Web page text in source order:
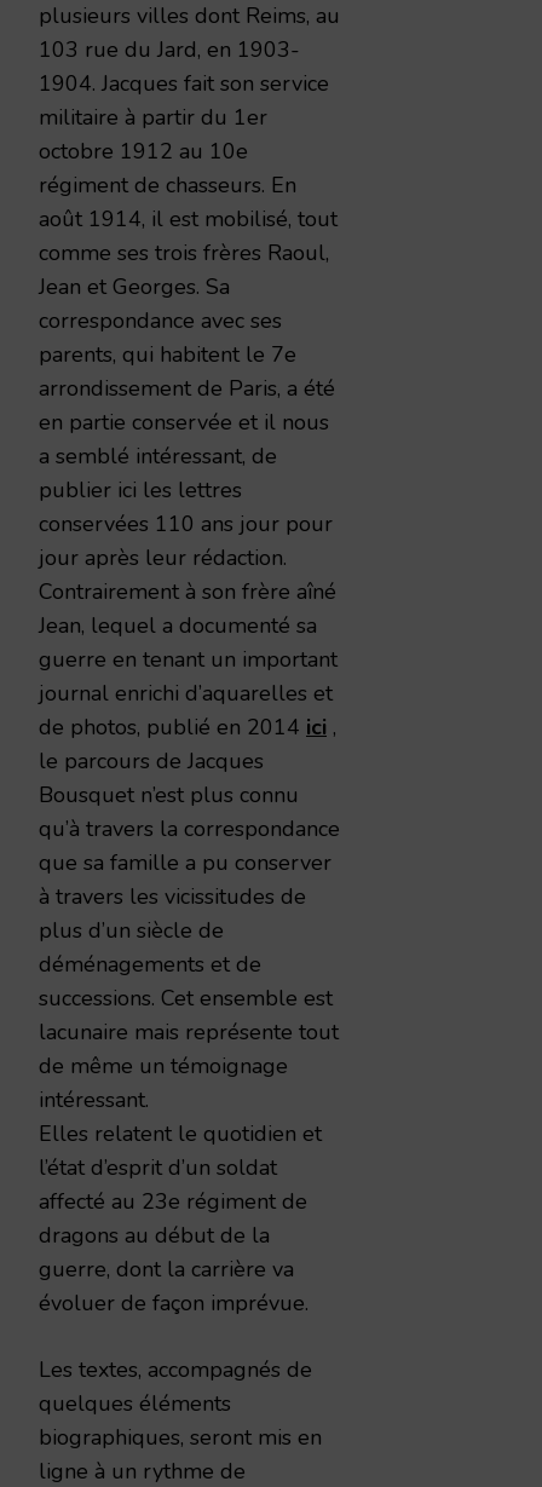
plusieurs villes dont Reims, au
103 rue du Jard, en 1903-
1904. Jacques fait son service
militaire à partir du 1er
octobre 1912 au 10e
régiment de chasseurs. En
août 1914, il est mobilisé, tout
comme ses trois frères Raoul,
Jean et Georges. Sa
correspondance avec ses
parents, qui habitent le 7e
arrondissement de Paris, a été
en partie conservée et il nous
a semblé intéressant, de
publier ici les lettres
conservées 110 ans jour pour
jour après leur rédaction.
Contrairement à son frère aîné
Jean, lequel a documenté sa
guerre en tenant un important
journal enrichi d’aquarelles et
de photos, publié en 2014 ici ,
le parcours de Jacques
Bousquet n’est plus connu
qu’à travers la correspondance
que sa famille a pu conserver
à travers les vicissitudes de
plus d’un siècle de
déménagements et de
successions. Cet ensemble est
lacunaire mais représente tout
de même un témoignage
intéressant.
Elles relatent le quotidien et
l’état d’esprit d’un soldat
affecté au 23e régiment de
dragons au début de la
guerre, dont la carrière va
évoluer de façon imprévue.
Les textes, accompagnés de
quelques éléments
biographiques, seront mis en
ligne à un rythme de